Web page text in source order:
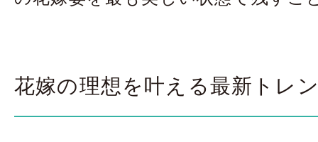
花嫁の理想を叶える最新トレ